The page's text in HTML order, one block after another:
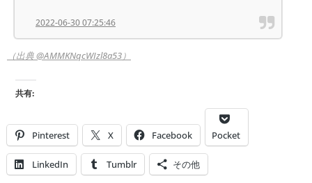
2022-06-30 07:25:46
（出典 @AMMKNqcWIzl8a53）
共有:
Pinterest X Facebook Pocket
LinkedIn Tumblr その他